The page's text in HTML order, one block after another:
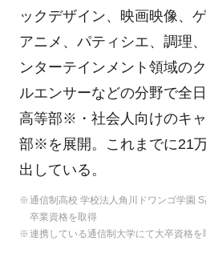
ックデザイン、映画映像、
アニメ、パティシエ、調理
ンターテインメント領域の
ルエンサーなどの分野で全
高等部※・社会人向けのキ
部※を展開。これまでに21
出している。
通信制高校 学校法人角川ドワンゴ学園
卒業資格を取得
連携している通信制大学にて大卒資格を